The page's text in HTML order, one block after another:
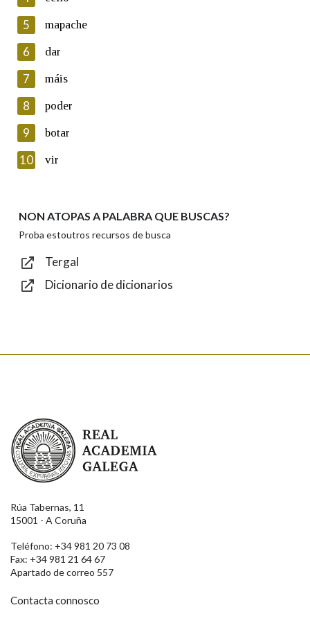
Lin e acepto as condicións da política de
Introduce o código que aparece na imaxe:
Texto de verificación
Enviar
5 mapache
6 dar
7 máis
8 poder
9 botar
10 vir
NON ATOPAS A PALABRA QUE BUSCAS?
Proba estoutros recursos de busca
Tergal
Dicionario de dicionarios
Real Academia Galega
Rúa Tabernas, 11
15001 - A Coruña
Teléfono: +34 981 20 73 08
Fax: +34 981 21 64 67
Apartado de correo 557
Contacta connosco